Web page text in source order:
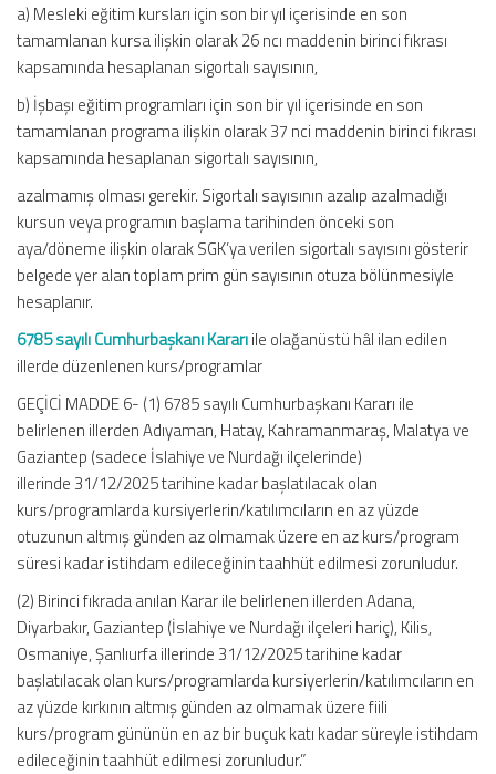
a) Mesleki eğitim kursları için son bir yıl içerisinde en son
tamamlanan kursa ilişkin olarak 26 ncı maddenin birinci fıkrası
kapsamında hesaplanan sigortalı sayısının,
b) İşbaşı eğitim programları için son bir yıl içerisinde en son
tamamlanan programa ilişkin olarak 37 nci maddenin birinci fıkrası
kapsamında hesaplanan sigortalı sayısının,
azalmamış olması gerekir. Sigortalı sayısının azalıp azalmadığı
kursun veya programın başlama tarihinden önceki son
aya/döneme ilişkin olarak SGK’ya verilen sigortalı sayısını gösterir
belgede yer alan toplam prim gün sayısının otuza bölünmesiyle
hesaplanır.
6785 sayılı Cumhurbaşkanı Kararıile olağanüstü hâl ilan edilen
illerde düzenlenen kurs/programlar
GEÇİCİ MADDE 6- (1) 6785 sayılı Cumhurbaşkanı Kararı ile
belirlenen illerden Adıyaman, Hatay, Kahramanmaraş, Malatya ve
Gaziantep (sadece İslahiye ve Nurdağı ilçelerinde)
illerinde 31/12/2025 tarihine kadar başlatılacak olan
kurs/programlarda kursiyerlerin/katılımcıların en az yüzde
otuzunun altmış günden az olmamak üzere en az kurs/program
süresi kadar istihdam edileceğinin taahhüt edilmesi zorunludur.
(2) Birinci fıkrada anılan Karar ile belirlenen illerden Adana,
Diyarbakır, Gaziantep (İslahiye ve Nurdağı ilçeleri hariç), Kilis,
Osmaniye, Şanlıurfa illerinde 31/12/2025 tarihine kadar
başlatılacak olan kurs/programlarda kursiyerlerin/katılımcıların en
az yüzde kırkının altmış günden az olmamak üzere fiili
kurs/program gününün en az bir buçuk katı kadar süreyle istihdam
edileceğinin taahhüt edilmesi zorunludur.”